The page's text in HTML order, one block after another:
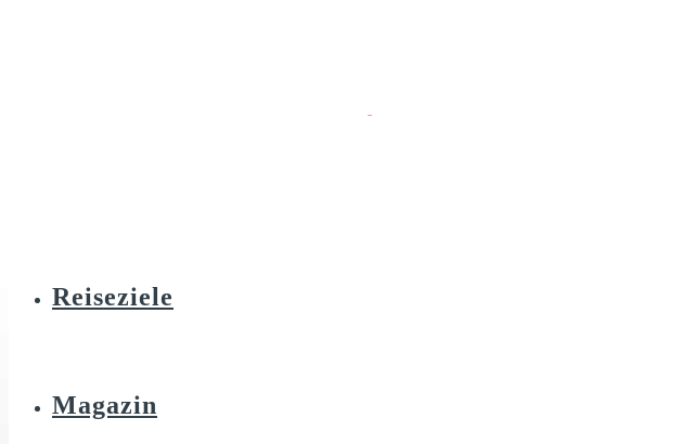
Reiseziele
Magazin